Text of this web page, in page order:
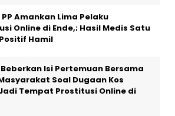
PP Amankan Lima Pelaku
Online di Ende,; Hasil Medis Satu
Hamil
Isi Pertemuan Bersama
Soal Dugaan Kos
Tempat Prostitusi Online di